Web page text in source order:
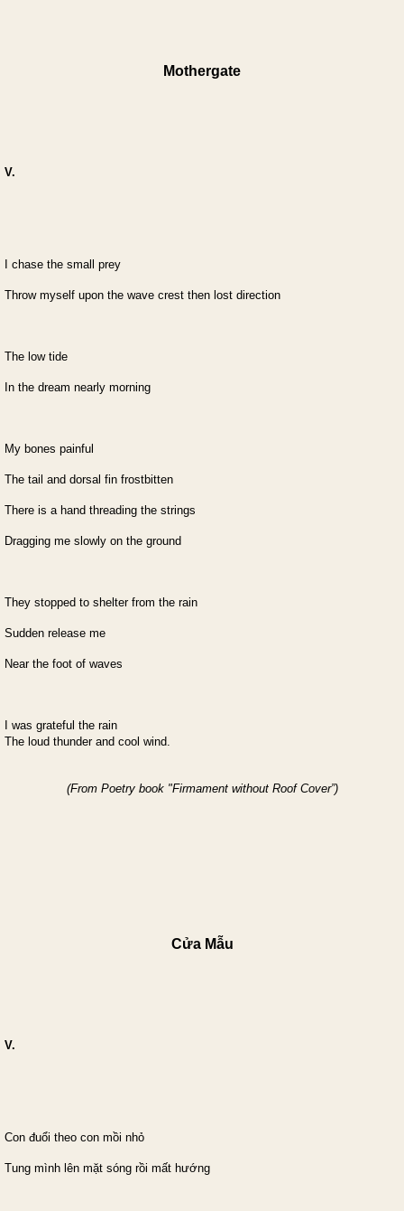
Mothergate
V.
I chase the small prey
Throw myself upon the wave crest then lost direction
The low tide
In the dream nearly morning
My bones painful
The tail and dorsal fin frostbitten
There is a hand threading the strings
Dragging me slowly on the ground
They stopped to shelter from the rain
Sudden release me
Near the foot of waves
I was grateful the rain
The loud thunder and cool wind.
(From Poetry book "Firmament without Roof Cover”)
Cửa Mẫu
V.
Con đuổi theo con mồi nhỏ
Tung mình lên mặt sóng rồi mất hướng